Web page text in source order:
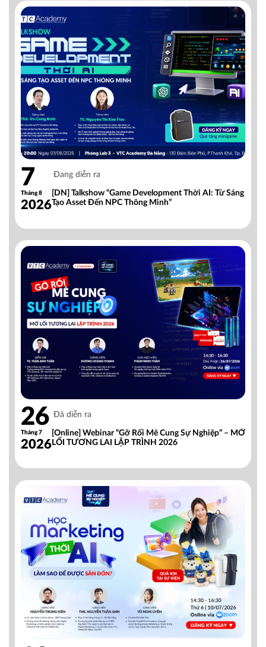
7
Tháng 8
2026
Đang diễn ra
[DN] Talkshow “Game Development Thời AI: Từ Sáng
Tạo Asset Đến NPC Thông Minh”
26
Tháng 7
2026
Đã diễn ra
[Online] Webinar “Gỡ Rối Mê Cung Sự Nghiệp” – MỞ
LỐI TƯƠNG LAI LẬP TRÌNH 2026